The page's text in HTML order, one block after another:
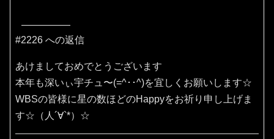
#2226 への返信
あけましておめでとうございます
本年も深いぃ宇チュ〜(=^･･^)を宜しくお願いします☆
WBSの皆様に星の数ほどのHappyをお祈り申し上げま
す☆（人´∀`*）☆